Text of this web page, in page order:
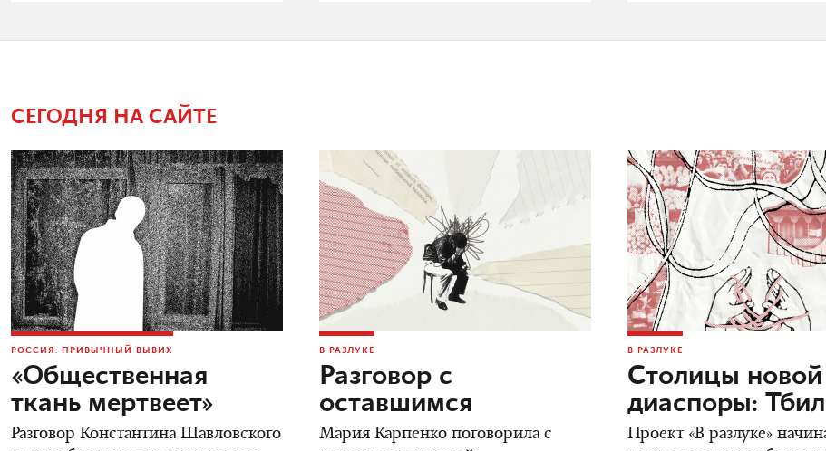
СЕГОДНЯ НА САЙТЕ
РОССИЯ: ПРИВЫЧНЫЙ ВЫВИХ
«Общественная
ткань мертвеет»
Разговор Константина Шавловского
В РАЗЛУКЕ
Разговор c
оставшимся
Мария Карпенко поговорила с
В РАЗЛУКЕ
Столицы новой
диаспоры:
Проект «В разлуке»